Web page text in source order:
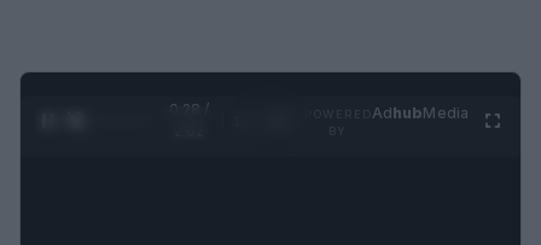
0:28 /
AdhubMedia